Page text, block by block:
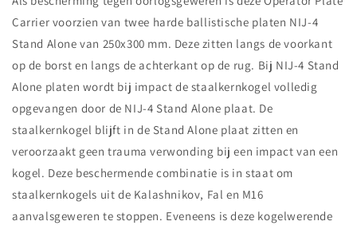
Carrier voorzien van twee harde ballistische platen NIJ-4
Stand Alone van 250x300 mm. Deze zitten langs de voorkant
op de borst en langs de achterkant op de rug. Bij NIJ-4 Stand
Alone platen wordt bij impact de staalkernkogel volledig
opgevangen door de NIJ-4 Stand Alone plaat. De
staalkernkogel blijft in de Stand Alone plaat zitten en
veroorzaakt geen trauma verwonding bij een impact van een
kogel. Deze beschermende combinatie is in staat om
staalkernkogels uit de Kalashnikov, Fal en M16
aanvalsgeweren te stoppen. Eveneens is deze kogelwerende